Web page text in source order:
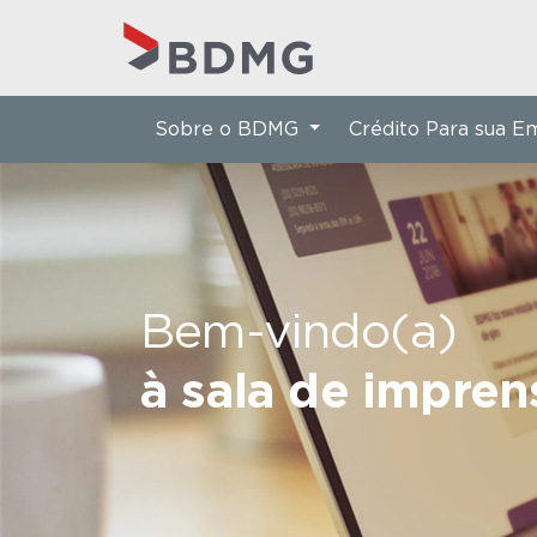
Bem-vindo(a)
à sala de
Sobre o BDMG Crédito Para sua